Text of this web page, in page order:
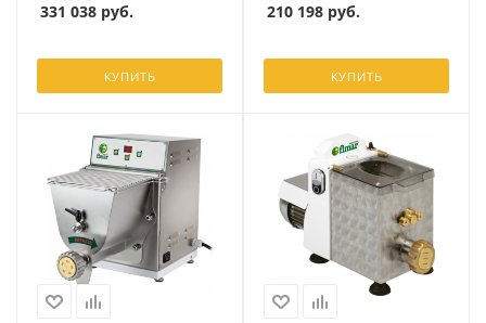
331 038 руб.
КУПИТЬ
210 198 руб.
КУПИТЬ